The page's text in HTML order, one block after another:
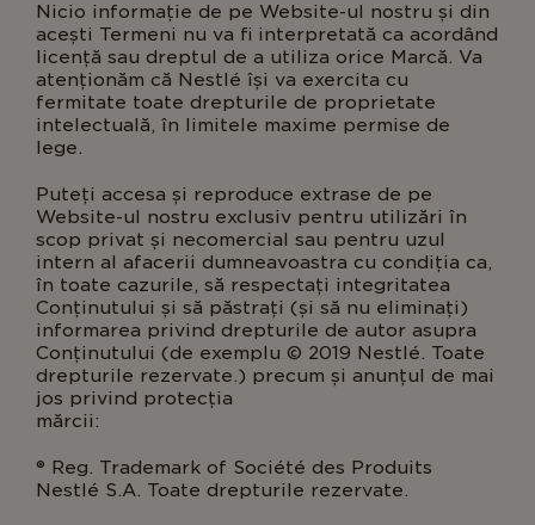
Nicio informație de pe Website-ul nostru și din
acești Termeni nu va fi interpretată ca acordând
licență sau dreptul de a utiliza orice Marcă. Va
atenționăm că Nestlé își va exercita cu
fermitate toate drepturile de proprietate
intelectuală, în limitele maxime permise de
lege.
Puteți accesa și reproduce extrase de pe
Website-ul nostru exclusiv pentru utilizări în
scop privat și necomercial sau pentru uzul
intern al afacerii dumneavoastra cu condiția ca,
în toate cazurile, să respectați integritatea
Conținutului și să păstrați (și să nu eliminați)
informarea privind drepturile de autor asupra
Conținutului (de exemplu © 2019 Nestlé. Toate
drepturile rezervate.) precum și anunțul de mai
jos privind protecția
® Reg. Trademark of Société des Produits
Nestlé S.A. Toate drepturile rezervate.